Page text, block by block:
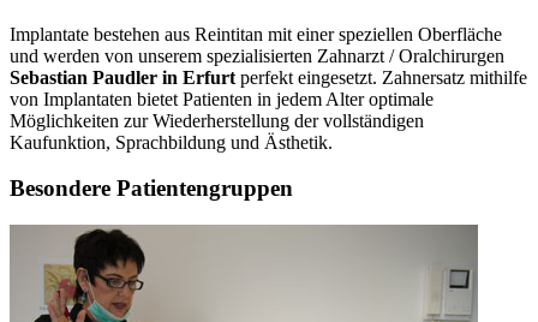
Implantate bestehen aus Reintitan mit einer speziellen Oberfläche
und werden von unserem spezialisierten Zahnarzt / Oralchirurgen
Sebastian Paudler in Erfurt perfekt eingesetzt. Zahnersatz mithilfe
von Implantaten bietet Patienten in jedem Alter optimale
Möglichkeiten zur Wiederherstellung der vollständigen
Kaufunktion, Sprachbildung und Ästhetik.
Besondere Patientengruppen